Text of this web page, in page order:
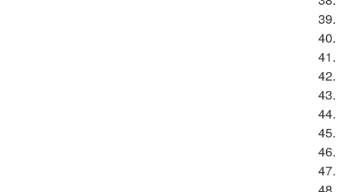
39.
40.
41.
42.
43.
44.
45.
46.
47.